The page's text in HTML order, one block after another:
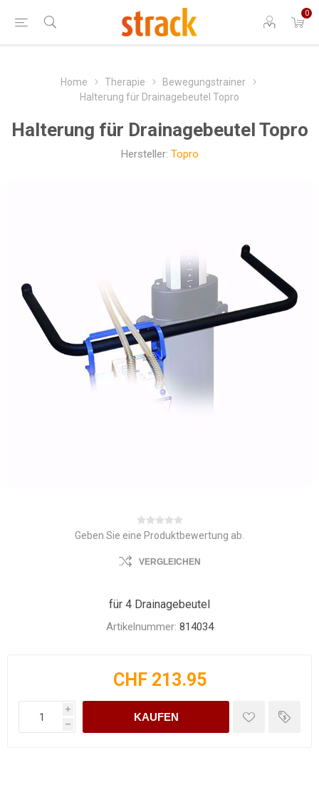
0
Home Therapie
Bewegungstrainer
Halterung für Drainagebeutel Topro
Halterung für Drainagebeutel Topro
Hersteller: Topro
Geben Sie eine Produktbewertung ab.
VERGLEICHEN
für 4 Drainagebeutel
Artikelnummer: 814034
CHF 213.95
i
h
KAUFEN